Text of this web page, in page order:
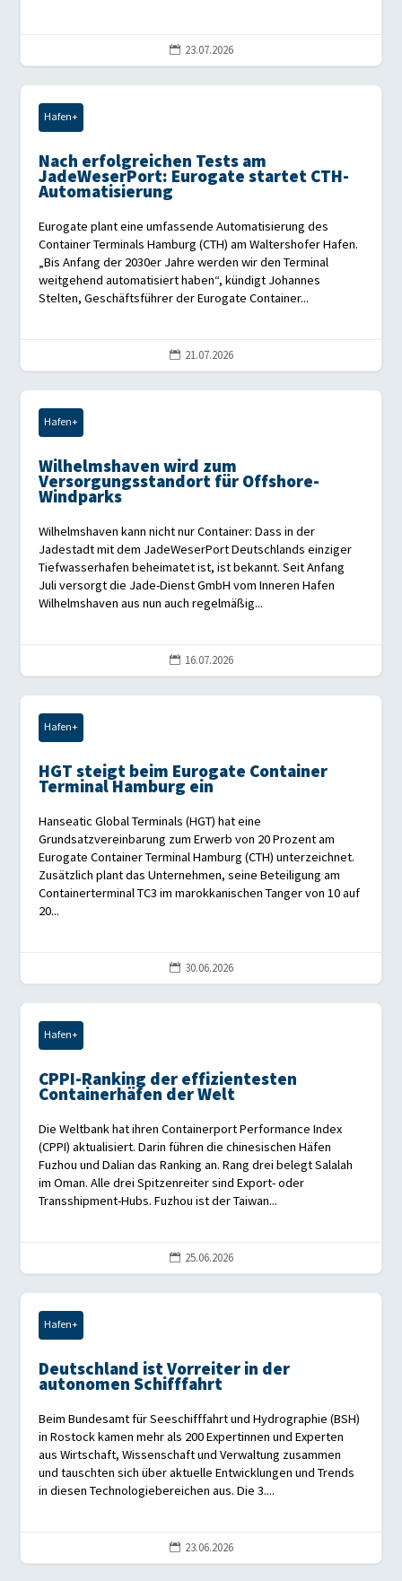
 23.07.2026
Hafen+
Nach erfolgreichen Tests am
JadeWeserPort: Eurogate startet CTH-
Automatisierung
Eurogate plant eine umfassende Automatisierung des
Container Terminals Hamburg (CTH) am Waltershofer Hafen.
„Bis Anfang der 2030er Jahre werden wir den Terminal
weitgehend automatisiert haben“, kündigt Johannes
Stelten, Geschäftsführer der Eurogate Container...
 21.07.2026
Hafen+
Wilhelmshaven wird zum
Versorgungsstandort für Offshore-
Windparks
Wilhelmshaven kann nicht nur Container: Dass in der
Jadestadt mit dem JadeWeserPort Deutschlands einziger
Tiefwasserhafen beheimatet ist, ist bekannt. Seit Anfang
Juli versorgt die Jade-Dienst GmbH vom Inneren Hafen
Wilhelmshaven aus nun auch regelmäßig...
 16.07.2026
Hafen+
HGT steigt beim Eurogate Container
Terminal Hamburg ein
Hanseatic Global Terminals (HGT) hat eine
Grundsatzvereinbarung zum Erwerb von 20 Prozent am
Eurogate Container Terminal Hamburg (CTH) unterzeichnet.
Zusätzlich plant das Unternehmen, seine Beteiligung am
Containerterminal TC3 im marokkanischen Tanger von 10 auf
20...
 30.06.2026
Hafen+
CPPI-Ranking der effizientesten
Containerhäfen der Welt
Die Weltbank hat ihren Containerport Performance Index
(CPPI) aktualisiert. Darin führen die chinesischen Häfen
Fuzhou und Dalian das Ranking an. Rang drei belegt Salalah
im Oman. Alle drei Spitzenreiter sind Export- oder
Transshipment-Hubs. Fuzhou ist der Taiwan...
 25.06.2026
Hafen+
Deutschland ist Vorreiter in der
autonomen Schifffahrt
Beim Bundesamt für Seeschifffahrt und Hydrographie (BSH)
in Rostock kamen mehr als 200 Expertinnen und Experten
aus Wirtschaft, Wissenschaft und Verwaltung zusammen
und tauschten sich über aktuelle Entwicklungen und Trends
in diesen Technologiebereichen aus. Die 3....
 23.06.2026